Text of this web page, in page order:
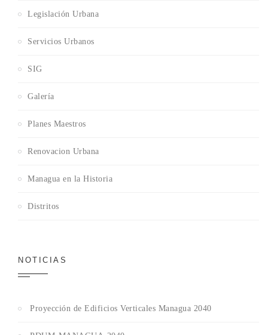
Legislación Urbana
Servicios Urbanos
SIG
Galería
Planes Maestros
Renovacion Urbana
Managua en la Historia
Distritos
NOTICIAS
Proyección de Edificios Verticales Managua 2040